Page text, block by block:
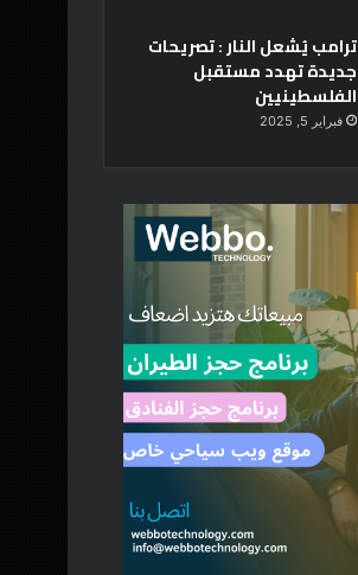
ترامب يُشعل النار : تصريحات
جديدة تهدد مستقبل
الفلسطينيين
فبراير 5, 2025